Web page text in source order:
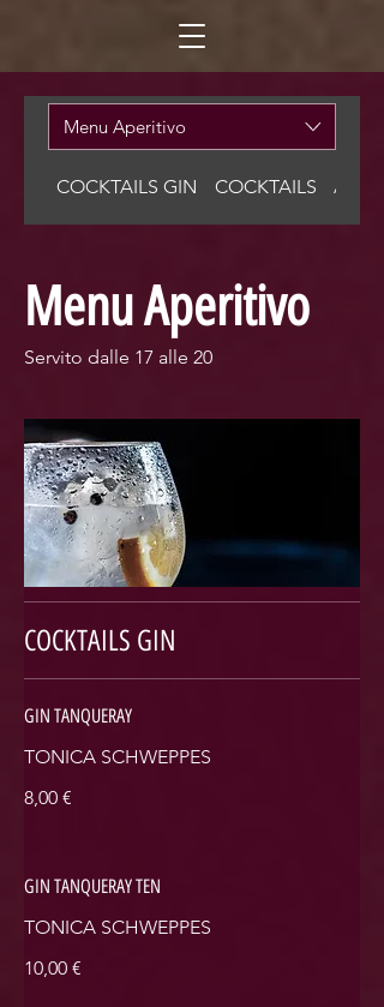
Menu Aperitivo
COCKTAILS GIN COCKTAILS
Menu Aperitivo
Servito dalle 17 alle 20
COCKTAILS GIN
GIN TANQUERAY
TONICA SCHWEPPES
8,00 €
GIN TANQUERAY TEN
TONICA SCHWEPPES
10,00 €